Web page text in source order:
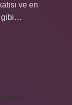
ve en
gibi…